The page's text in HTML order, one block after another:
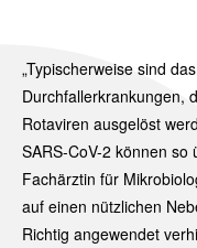
„Typischerweise sind
Durchfallerkrankungen,
Rotaviren ausgelöst
SARS-CoV-2 können so
Fachärztin für
auf einen nützlichen
Richtig angewendet